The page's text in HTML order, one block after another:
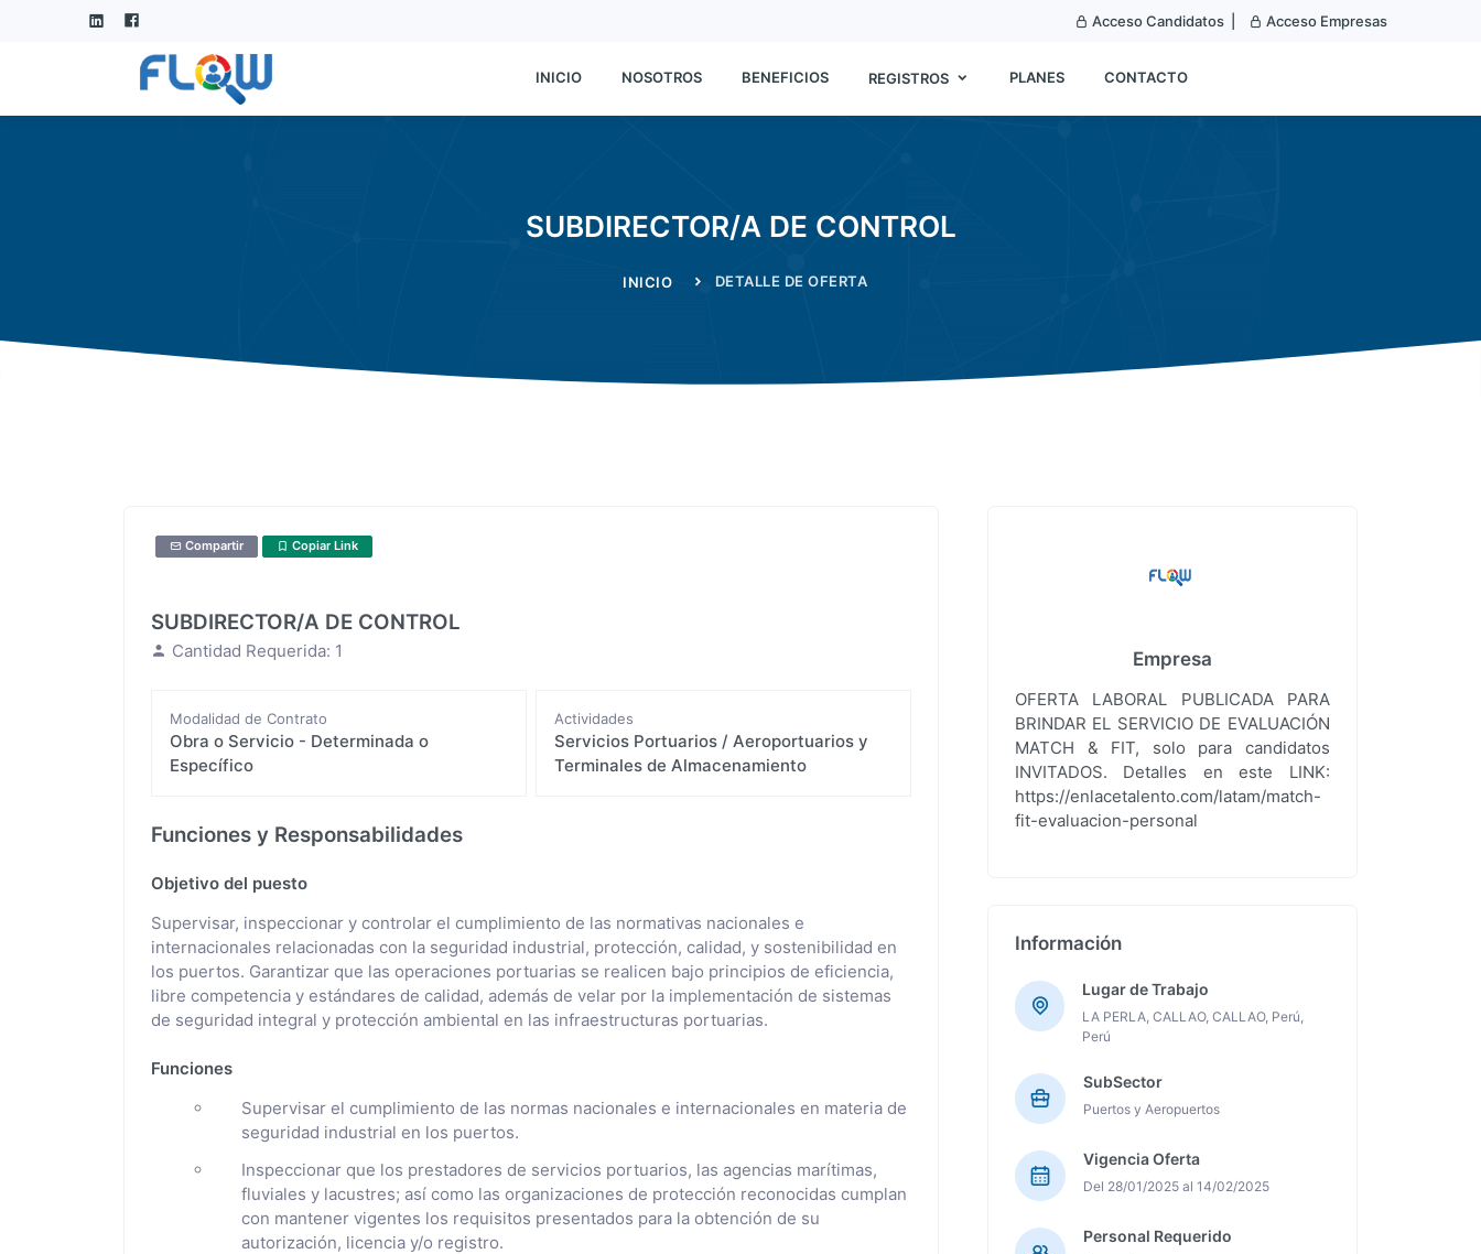
Acceso Candidatos | Acceso Empresas
INICIO NOSOTROS BENEFICIOS REGISTROS PLANES CONTACTO
SUBDIRECTOR/A DE CONTROL
INICIO DETALLE DE OFERTA
Compartir Copiar Link
SUBDIRECTOR/A DE CONTROL
Cantidad Requerida: 1
Modalidad de Contrato
Obra o Servicio - Determinada o
Específico
Actividades
Servicios Portuarios / Aeroportuarios y
Terminales de Almacenamiento
Funciones y Responsabilidades
Objetivo del puesto
Supervisar, inspeccionar y controlar el cumplimiento de las normativas nacionales e
internacionales relacionadas con la seguridad industrial, protección, calidad, y sostenibilidad en
los puertos. Garantizar que las operaciones portuarias se realicen bajo principios de eficiencia,
libre competencia y estándares de calidad, además de velar por la implementación de sistemas
de seguridad integral y protección ambiental en las infraestructuras portuarias.
Funciones
Supervisar el cumplimiento de las normas nacionales e internacionales en materia de
seguridad industrial en los puertos.
Inspeccionar que los prestadores de servicios portuarios, las agencias marítimas,
fluviales y lacustres; así como las organizaciones de protección reconocidas cumplan
con mantener vigentes los requisitos presentados para la obtención de su
autorización, licencia y/o registro.
Empresa
OFERTA LABORAL PUBLICADA PARA
BRINDAR EL SERVICIO DE EVALUACIÓN
MATCH & FIT, solo para candidatos
INVITADOS. Detalles en este LINK:
https://enlacetalento.com/latam/match-
fit-evaluacion-personal
Información
Lugar de Trabajo
LA PERLA, CALLAO, CALLAO, Perú,
Perú
SubSector
Puertos y Aeropuertos
Vigencia Oferta
Del 28/01/2025 al 14/02/2025
Personal Requerido